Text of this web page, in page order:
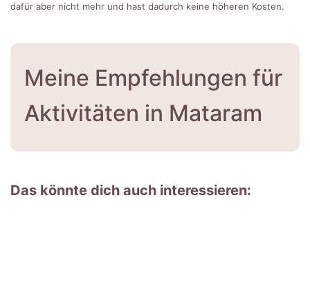
dafür aber nicht mehr und hast dadurch keine höheren Kosten.
Meine Empfehlungen für
Aktivitäten in Mataram
Das könnte dich auch interessieren: